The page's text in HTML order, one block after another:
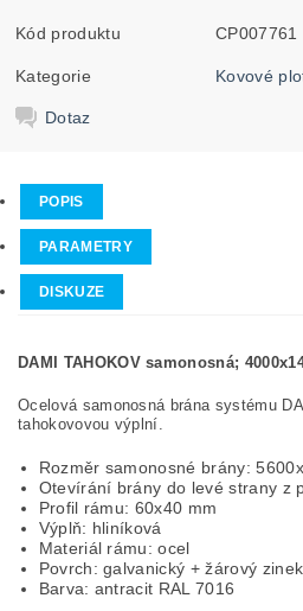
Kód produktu CP007761
Kategorie Kovové
Dotaz
POPIS
PARAMETRY
DISKUZE
DAMI TAHOKOV samonosná;
Ocelová samonosná brána systému
tahokovovou výplní.
Rozměr samonosné brány:
Otevírání brány do levé strany z
Profil rámu: 60x40 mm
Výplň: hliníková
Materiál rámu: ocel
Povrch: galvanický + žárový
Barva: antracit RAL 7016